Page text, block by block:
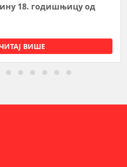
посланички клуб
Републике Српске
ВИШЕ